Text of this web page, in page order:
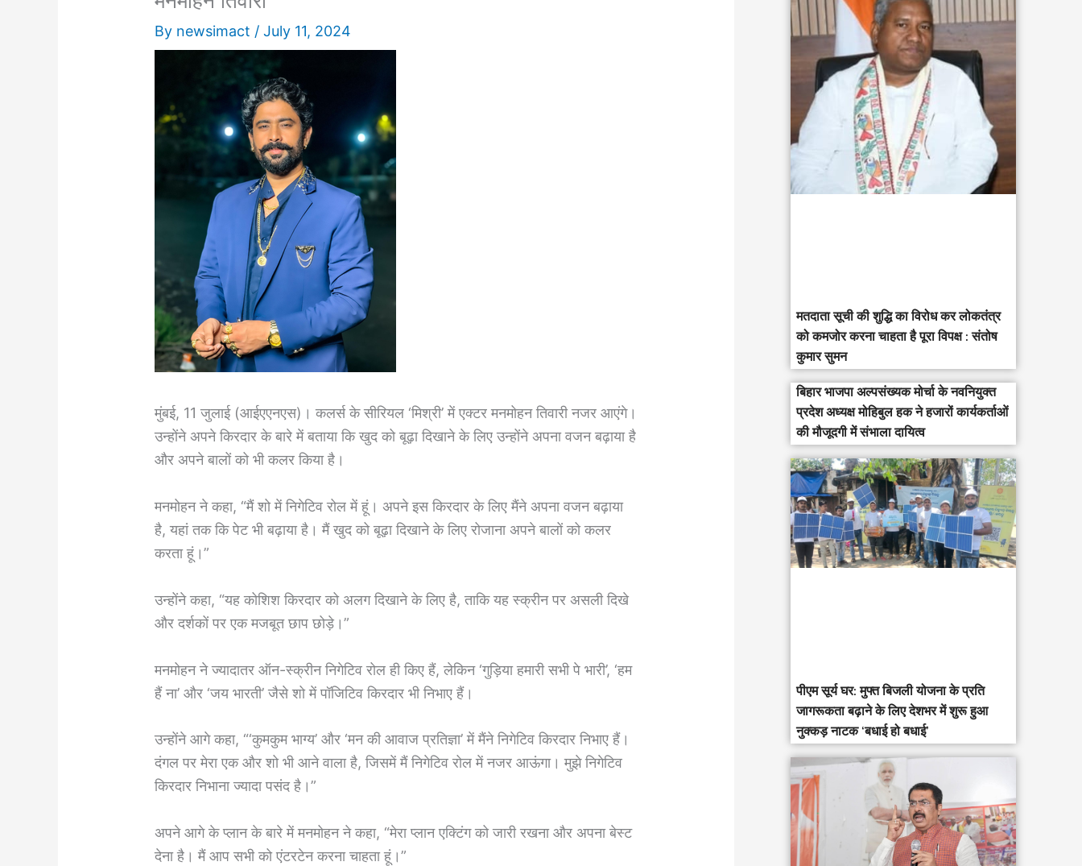
By newsimact /July 11, 2024
मुंबई, 11 जुलाई (आईएएनएस)। कलर्स के सीरियल ‘मिश्री’ में एक्टर मनमोहन तिवारी नजर आएंगे।
उन्होंने अपने किरदार के बारे में बताया कि खुद को बूढ़ा दिखाने के लिए उन्होंने अपना वजन बढ़ाया है
और अपने बालों को भी कलर किया है।
मनमोहन ने कहा, “मैं शो में निगेटिव रोल में हूं। अपने इस किरदार के लिए मैंने अपना वजन बढ़ाया
है, यहां तक कि पेट भी बढ़ाया है। मैं खुद को बूढ़ा दिखाने के लिए रोजाना अपने बालों को कलर
करता हूं।”
उन्होंने कहा, “यह कोशिश किरदार को अलग दिखाने के लिए है, ताकि यह स्क्रीन पर असली दिखे
और दर्शकों पर एक मजबूत छाप छोड़े।”
मनमोहन ने ज्यादातर ऑन-स्क्रीन निगेटिव रोल ही किए हैं, लेकिन ‘गुड़िया हमारी सभी पे भारी’, ‘हम
हैं ना’ और ‘जय भारती’ जैसे शो में पॉजिटिव किरदार भी निभाए हैं।
उन्होंने आगे कहा, “‘कुमकुम भाग्य’ और ‘मन की आवाज प्रतिज्ञा’ में मैंने निगेटिव किरदार निभाए हैं।
दंगल पर मेरा एक और शो भी आने वाला है, जिसमें मैं निगेटिव रोल में नजर आऊंगा। मुझे निगेटिव
किरदार निभाना ज्यादा पसंद है।”
अपने आगे के प्लान के बारे में मनमोहन ने कहा, “मेरा प्लान एक्टिंग को जारी रखना और अपना बेस्ट
देना है। मैं आप सभी को एंटरटेन करना चाहता हूं।”
मतदाता सूची की शुद्धि का विरोध कर लोकतंत्र
को कमजोर करना चाहता है पूरा विपक्ष : संतोष
कुमार सुमन
बिहार भाजपा अल्पसंख्यक मोर्चा के नवनियुक्त
प्रदेश अध्यक्ष मोहिबुल हक ने हजारों कार्यकर्ताओं
की मौजूदगी में संभाला दायित्व
पीएम सूर्य घर: मुफ्त बिजली योजना के प्रति
जागरूकता बढ़ाने के लिए देशभर में शुरू हुआ
नुक्कड़ नाटक ‘बधाई हो बधाई’